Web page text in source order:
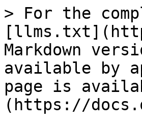
> For the
Markdown
available by
page is
(https://